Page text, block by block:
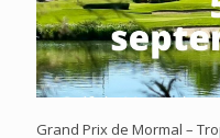
Grand Prix de Mormal –